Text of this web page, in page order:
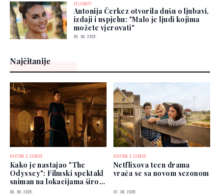
CELEBRITY
Antonija Čerkez otvorila dušu o ljubavi,
izdaji i uspjehu: "Malo je ljudi kojima
možete vjerovati"
05. 08. 2026.
Najčitanije
KULTURA & ZABAVA
Kako je nastajao "The
Odyssey": Filmski spektakl
sniman na lokacijama širom
svijeta
06. 08. 2026.
KULTURA & ZABAVA
Netflixova teen drama
vraća se sa novom sezonom
07. 08. 2026.